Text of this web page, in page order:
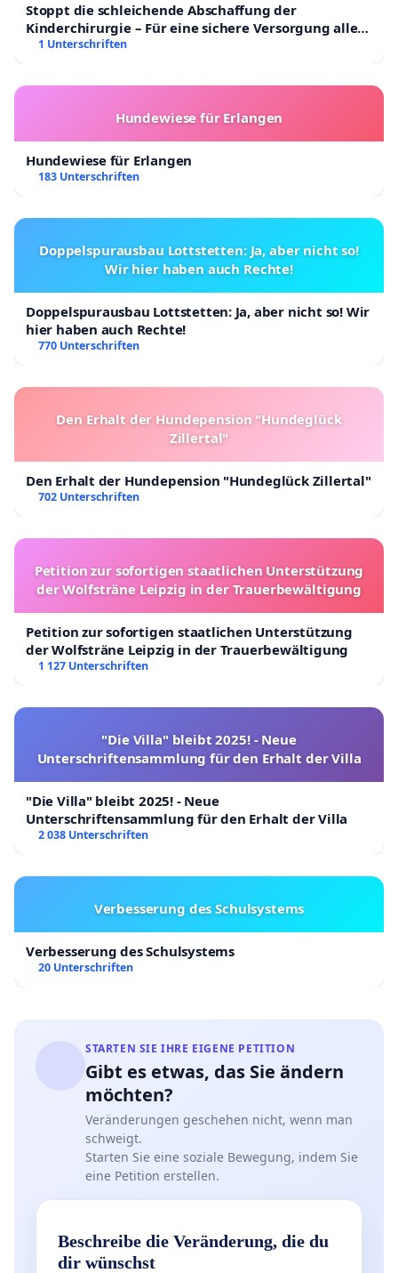
Stoppt die schleichende Abschaffung der
Kinderchirurgie – Für eine sichere Versorgung aller
Kinder in Deutschland
1 Unterschriften
Hundewiese für Erlangen
Hundewiese für Erlangen
183 Unterschriften
Doppelspurausbau Lottstetten: Ja, aber nicht so!
Wir hier haben auch Rechte!
Doppelspurausbau Lottstetten: Ja, aber nicht so! Wir
hier haben auch Rechte!
770 Unterschriften
Den Erhalt der Hundepension "Hundeglück
Zillertal"
Den Erhalt der Hundepension "Hundeglück Zillertal"
702 Unterschriften
Petition zur sofortigen staatlichen Unterstützung
der Wolfsträne Leipzig in der Trauerbewältigung
Petition zur sofortigen staatlichen Unterstützung
der Wolfsträne Leipzig in der Trauerbewältigung
1 127 Unterschriften
"Die Villa" bleibt 2025! - Neue
Unterschriftensammlung für den Erhalt der Villa
"Die Villa" bleibt 2025! - Neue
Unterschriftensammlung für den Erhalt der Villa
2 038 Unterschriften
Verbesserung des Schulsystems
Verbesserung des Schulsystems
20 Unterschriften
STARTEN SIE IHRE EIGENE PETITION
Gibt es etwas, das Sie ändern
möchten?
Veränderungen geschehen nicht, wenn man
schweigt.
Starten Sie eine soziale Bewegung, indem Sie
eine Petition erstellen.
Beschreibe die Veränderung, die du
dir wünschst